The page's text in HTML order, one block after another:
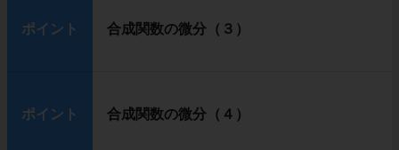
ポイント 合成関数の微分（３）
ポイント 合成関数の微分（４）